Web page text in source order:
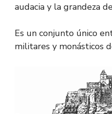
audacia y la grandeza
Es un conjunto único
militares y monásticos